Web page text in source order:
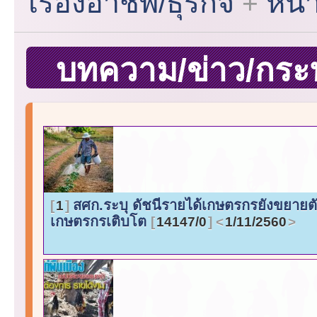
บทความ/ข่าว/กร
1
สศก.ระบุ ดัชนีรายได้เกษตรกรยังขยาย
เกษตรกรเติบโต
14147/0 1/11/2560